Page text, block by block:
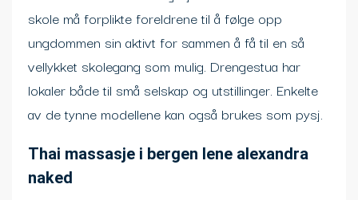
skole må forplikte foreldrene til å følge opp
ungdommen sin aktivt for sammen å få til en så
vellykket skolegang som mulig. Drengestua har
lokaler både til små selskap og utstillinger. Enkelte
av de tynne modellene kan også brukes som pysj.
Thai massasje i bergen lene alexandra
naked